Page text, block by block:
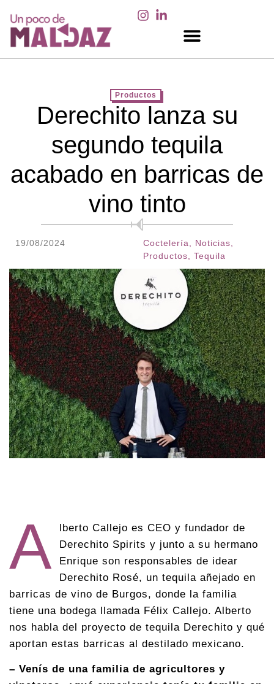
Productos
Derechito lanza su
segundo tequila
acabado en barricas de
vino tinto
19/08/2024 Coctelería Noticias
Productos
Tequila
A
lberto Callejo es CEO y fundador de
Derechito Spirits y junto a su hermano
Enrique son responsables de idear
Derechito Rosé, un tequila añejado en
barricas de vino de Burgos, donde la familia
tiene una bodega llamada Félix Callejo. Alberto
nos habla del proyecto de tequila Derechito y qué
aportan estas barricas al destilado mexicano.
– Venís de una familia de agricultores y